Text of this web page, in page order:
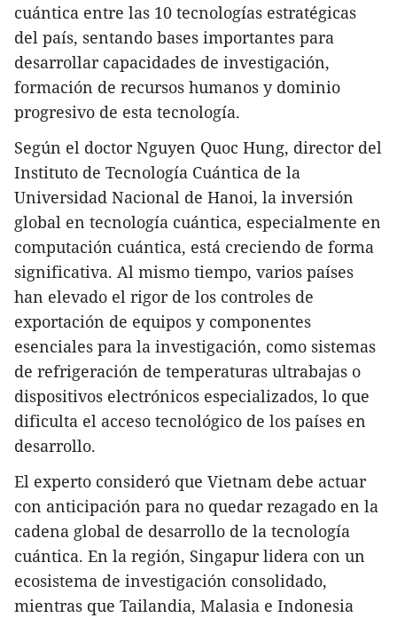
cuántica entre las 10 tecnologías estratégicas
del país, sentando bases importantes para
desarrollar capacidades de investigación,
formación de recursos humanos y dominio
progresivo de esta tecnología.
Según el doctor Nguyen Quoc Hung, director del
Instituto de Tecnología Cuántica de la
Universidad Nacional de Hanoi, la inversión
global en tecnología cuántica, especialmente en
computación cuántica, está creciendo de forma
significativa. Al mismo tiempo, varios países
han elevado el rigor de los controles de
exportación de equipos y componentes
esenciales para la investigación, como sistemas
de refrigeración de temperaturas ultrabajas o
dispositivos electrónicos especializados, lo que
dificulta el acceso tecnológico de los países en
desarrollo.
El experto consideró que Vietnam debe actuar
con anticipación para no quedar rezagado en la
cadena global de desarrollo de la tecnología
cuántica. En la región, Singapur lidera con un
ecosistema de investigación consolidado,
mientras que Tailandia, Malasia e Indonesia